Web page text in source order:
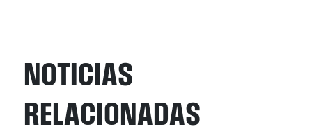
NOTICIAS
RELACIONADAS